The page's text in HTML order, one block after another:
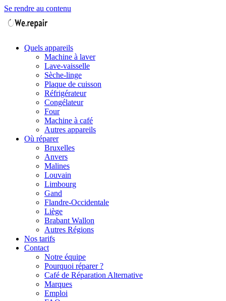
Se rendre au contenu
Quels appareils
Machine à laver
Lave-vaisselle
Sèche-linge
Plaque de cuisson
Réfrigérateur
Congélateur
Four
Machine à café
Autres appareils
Où réparer
Bruxelles
Anvers
Malines
Louvain
Limbourg
Gand
Flandre-Occidentale
Liège
Brabant Wallon
Autres Régions
Nos tarifs
Contact
Notre équipe
Pourquoi réparer ?
Café de Réparation Alternative
Marques
Emploi